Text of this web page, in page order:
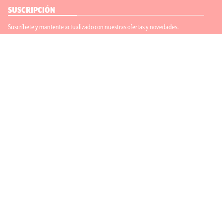
SUSCRIPCIÓN
Suscríbete y mantente actualizado con nuestras ofertas y novedades.